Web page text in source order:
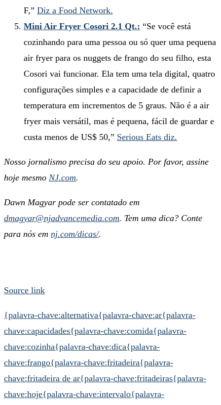
F,” Diz a Food Network.
Mini Air Fryer Cosori 2.1 Qt.: “Se você está
cozinhando para uma pessoa ou só quer uma pequena
air fryer para os nuggets de frango do seu filho, esta
Cosori vai funcionar. Ela tem uma tela digital, quatro
configurações simples e a capacidade de definir a
temperatura em incrementos de 5 graus. Não é a air
fryer mais versátil, mas é pequena, fácil de guardar e
custa menos de US$ 50,” Serious Eats diz.
Nosso jornalismo precisa do seu apoio. Por favor, assine
hoje mesmo NJ.com.
Dawn Magyar pode ser contatado em
dmagyar@njadvancemedia.com. Tem uma dica? Conte
para nós em nj.com/dicas/.
Source link
{palavra-chave:alternativa{palavra-chave:ar{palavra-
chave:capacidades{palavra-chave:comida{palavra-
chave:cozinha{palavra-chave:dica{palavra-
chave:frango{palavra-chave:fritadeira{palavra-
chave:fritadeira de ar{palavra-chave:fritadeiras{palavra-
chave:hoje{palavra-chave:intervalo{palavra-